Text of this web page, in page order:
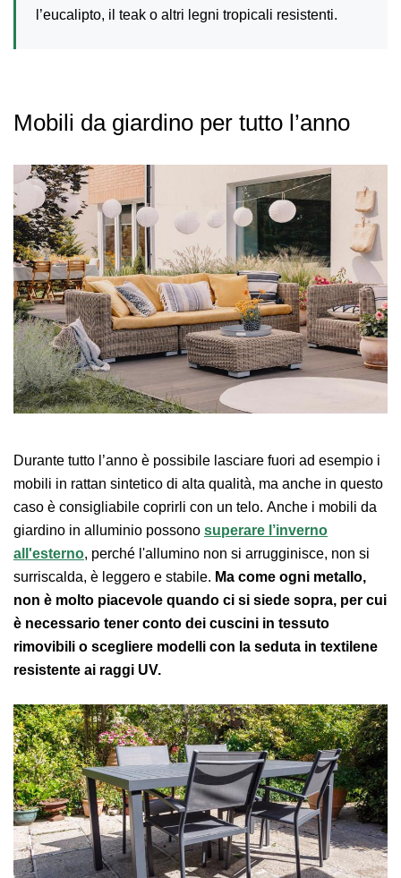
l’eucalipto, il teak o altri legni tropicali resistenti.
Mobili da giardino per tutto l’anno
Durante tutto l’anno è possibile lasciare fuori ad esempio i
mobili in rattan sintetico di alta qualità, ma anche in questo
caso è consigliabile coprirli con un telo. Anche i mobili da
giardino in alluminio possono superare l’inverno
all'esterno, perché l'allumino non si arrugginisce, non si
surriscalda, è leggero e stabile. Ma come ogni metallo,
non è molto piacevole quando ci si siede sopra, per cui
è necessario tener conto dei cuscini in tessuto
rimovibili o scegliere modelli con la seduta in textilene
resistente ai raggi UV.